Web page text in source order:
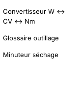
Convertisseur W ↔
CV ↔ Nm
Glossaire outillage
Minuteur séchage